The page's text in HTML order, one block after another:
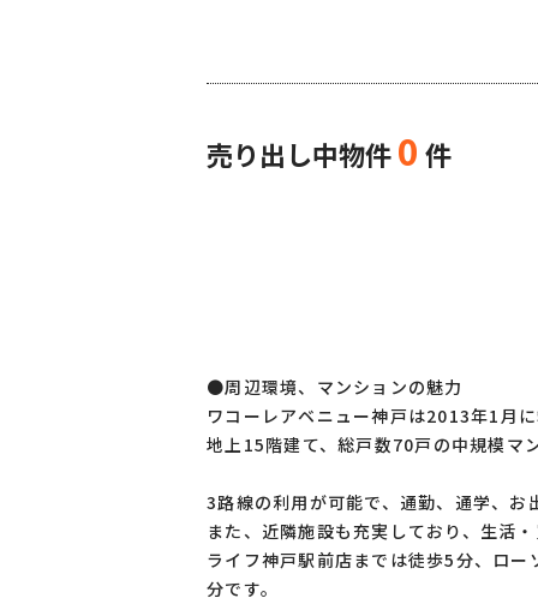
売り出し中物件0 件
●周辺環境、マンションの魅力
ワコーレアベニュー神戸は2013年1月
地上15階建て、総戸数70戸の中規模マ
3路線の利用が可能で、通勤、通学、お
また、近隣施設も充実しており、生活
ライフ神戸駅前店までは徒歩5分、ロ
分です。